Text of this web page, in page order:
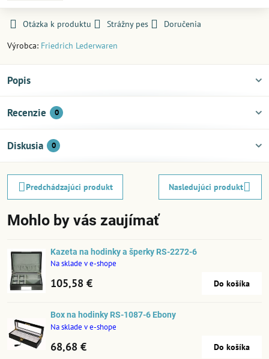
Otázka k produktu Strážny pes
Doručenia
Výrobca: Friedrich Lederwaren
Popis
Recenzie 0
Diskusia 0
Predchádzajúci produkt Nasledujúci produkt
Mohlo by vás zaujímať
Kazeta na hodinky a šperky RS-2272-6
Na sklade v e-shope
105,58 € Do košíka
Box na hodinky RS-1087-6 Ebony
Na sklade v e-shope
68,68 € Do košíka